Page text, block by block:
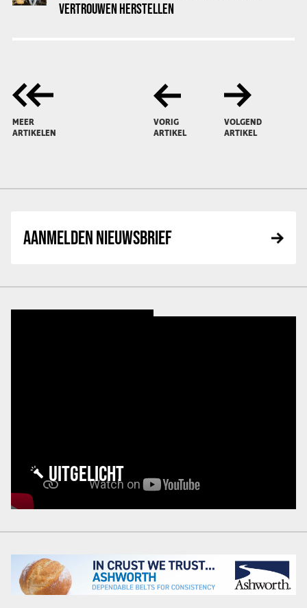
VERTROUWEN HERSTELLEN
MEER
ARTIKELEN
VORIG
ARTIKEL
VOLGEND
ARTIKEL
AANMELDEN NIEUWSBRIEF
UITGELICHT